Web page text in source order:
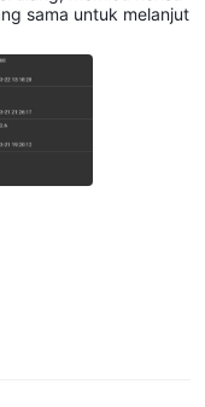
pena
sama untuk melanjut